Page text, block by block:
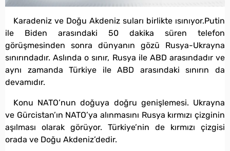
Karadeniz ve Doğu Akdeniz suları birlikte ısınıyor.Putin
ile Biden arasındaki 50 dakika süren telefon
görüşmesinden sonra dünyanın gözü Rusya-Ukrayna
sınırındadır. Aslında o sınır, Rusya ile ABD arasındadır ve
aynı zamanda Türkiye ile ABD arasındaki sınırın da
devamıdır.
Konu NATO’nun doğuya doğru genişlemesi. Ukrayna
ve Gürcistan’ın NATO’ya alınmasını Rusya kırmızı çizginin
aşılması olarak görüyor. Türkiye’nin de kırmızı çizgisi
orada ve Doğu Akdeniz’dedir.